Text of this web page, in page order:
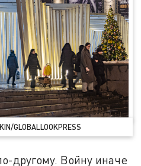
GLOBALLOOKPRESS
другому. Войну иначе